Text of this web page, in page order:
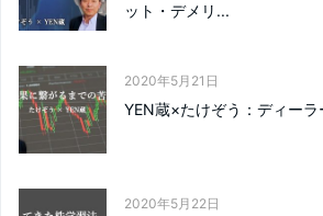
ット・デメリ...
2020年5月21日
YEN蔵×たけぞう：ディー
2020年5月22日